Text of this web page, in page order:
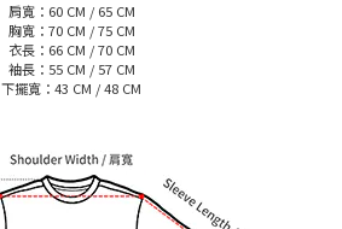
肩寬：60 CM / 65 CM
胸寬：70 CM / 75 CM
衣長：66 CM / 70 CM
袖長：55 CM / 57 CM
下擺寬：43 CM / 48 CM